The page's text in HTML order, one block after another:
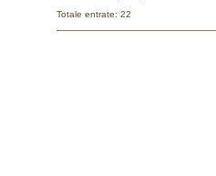
Totale entrate: 22